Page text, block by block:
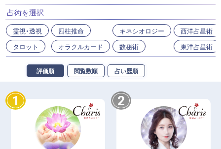
占術を選択
霊視・透視
タロット
四柱推命
オラクルカード
キネシオロジー
数秘術
西洋占星術
東洋占星術
評価順 閲覧数順 占い歴順
1 2